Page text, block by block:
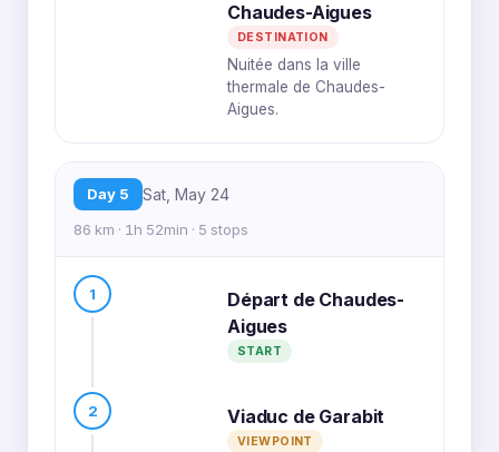
Chaudes-Aigues
DESTINATION
Nuitée dans la ville
thermale de Chaudes-
Aigues.
Day 5 Sat, May 24
86 km · 1h 52min · 5 stops
1
Départ de Chaudes-
Aigues
START
2 Viaduc de Garabit
VIEWPOINT